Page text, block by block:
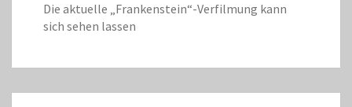
Die aktuelle „Frankenstein“-Verfilmung kann
sich sehen lassen